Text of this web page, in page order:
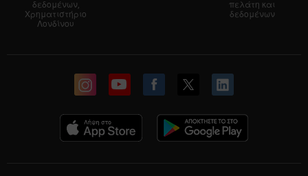
δεδομένων,
Χρηματιστήριο
Λονδίνου
πελάτη και
δεδομένων